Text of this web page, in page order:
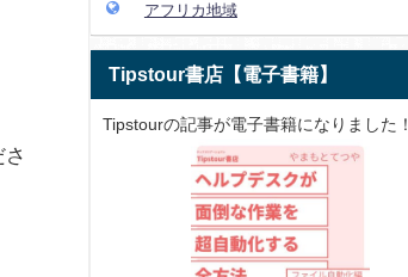
アフリカ地域
Tipstour書店【電子書籍】
Tipstourの記事が電子書籍になりました！